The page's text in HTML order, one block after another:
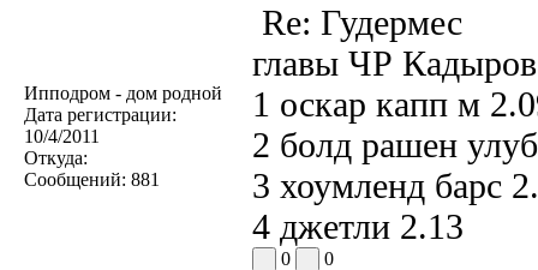
Ипподром - дом родной
Дата регистрации:
10/4/2011
Откуда:
Сообщений: 881
Re: Гудермес
главы ЧР
1 оскар капп м
2 болд рашен
3 хоумленд барс
4 джетли 2.13
0 0